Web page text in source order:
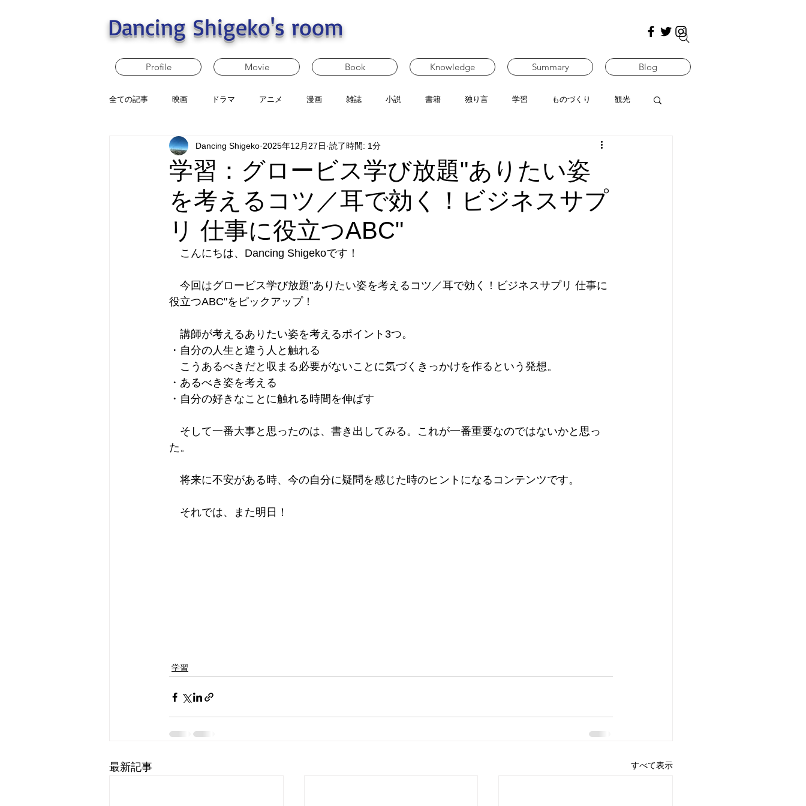
Dancing Shigeko's room
Profile Movie Book Knowledge Summary Blog
全ての記事 映画 ドラマ アニメ 漫画 雑誌 小説 書籍 独り言 学習 ものづくり 観光
学習：グロービス学び放題"ありたい姿
を考えるコツ／耳で効く！ビジネスサプ
リ 仕事に役立つABC"
Dancing Shigeko 2025年12月27日 読了時間: 1分
こんにちは、Dancing Shigekoです！
今回はグロービス学び放題"ありたい姿を考えるコツ／耳で効く！ビジネスサプリ 仕事に
役立つABC"をピックアップ！
講師が考えるありたい姿を考えるポイント3つ。
・自分の人生と違う人と触れる
こうあるべきだと収まる必要がないことに気づくきっかけを作るという発想。
・あるべき姿を考える
・自分の好きなことに触れる時間を伸ばす
そして一番大事と思ったのは、書き出してみる。これが一番重要なのではないかと思っ
た。
将来に不安がある時、今の自分に疑問を感じた時のヒントになるコンテンツです。
それでは、また明日！
学習
最新記事 すべて表示